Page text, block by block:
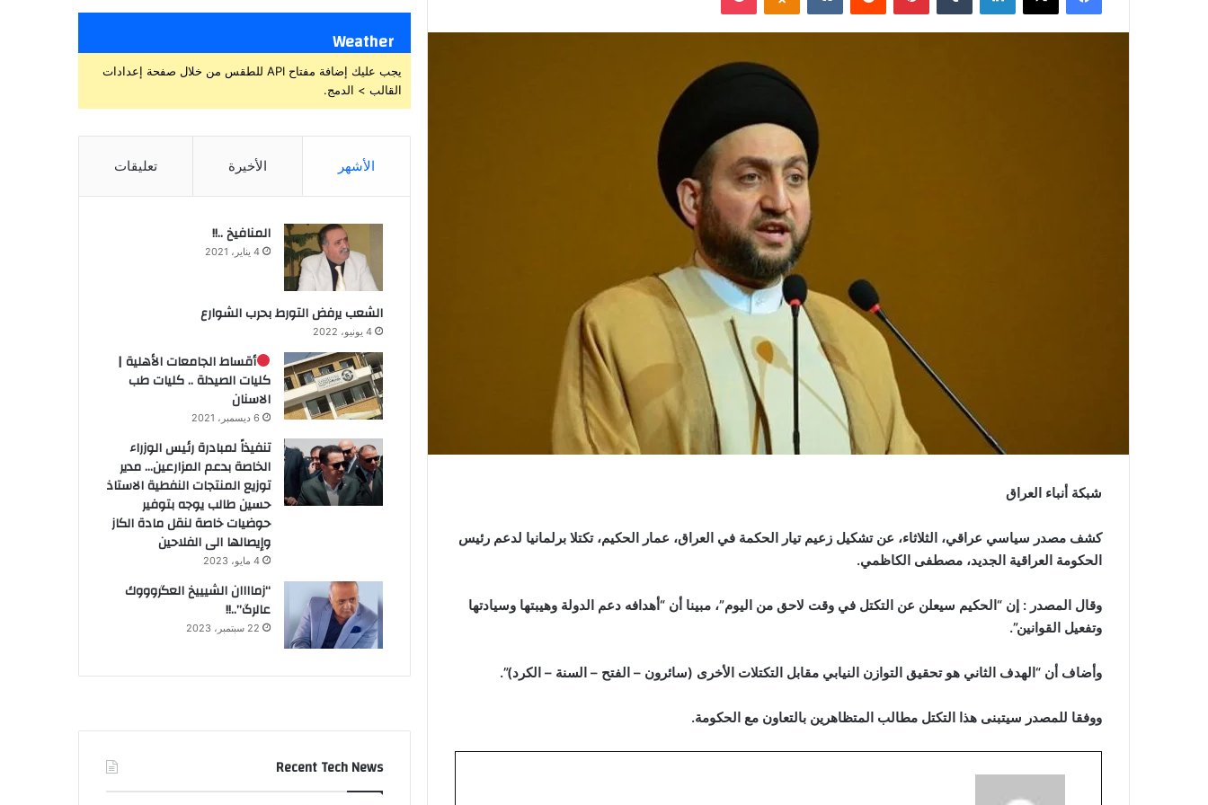
شبكة أنباء العراق
كشف مصدر سياسي عراقي، الثلاثاء، عن تشكيل زعيم تيار الحكمة في العراق، عمار الحكيم، تكتلا برلمانيا لدعم رئيس
الحكومة العراقية الجديد، مصطفى الكاظمي.
وقال المصدر : إن “الحكيم سيعلن عن التكتل في وقت لاحق من اليوم”، مبينا أن “أهدافه دعم الدولة وهيبتها وسيادتها
وتفعيل القوانين”.
وأضاف أن “الهدف الثاني هو تحقيق التوازن النيابي مقابل التكتلات الأخرى (سائرون – الفتح – السنة – الكرد)”.
ووفقا للمصدر سيتبنى هذا التكتل مطالب المتظاهرين بالتعاون مع الحكومة.
Weather
يجب عليك إضافة مفتاح API للطقس من خلال صفحة إعدادات
القالب > الدمج.
الأشهر الأخيرة تعليقات
المنافيخ ..!!
4 يناير، 2021
الشعب يرفض التورط بحرب الشوارع
4 يونيو، 2022
أقساط الجامعات الأهلية |
كليات الصيدلة .. كليات طب
الاسنان
6 ديسمبر، 2021
تنفيذاً لمبادرة رئيس الوزراء
الخاصة بدعم المزارعين… مدير
توزيع المنتجات النفطية الاستاذ
حسين طالب يوجه بتوفير
حوضيات خاصة لنقل مادة الكاز
وإيصالها الى الفلاحين
4 مايو، 2023
“زماااان الشيييخ العگروووك
عالرگ”..!!
22 سبتمبر، 2023
Recent Tech News